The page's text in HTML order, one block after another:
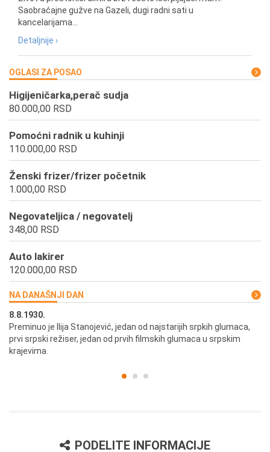
Saobraćajne gužve na Gazeli, dugi radni sati u
kancelarijama...
Detaljnije ›
OGLASI ZA POSAO
Higijeničarka,perač sudja
80.000,00 RSD
Pomoćni radnik u kuhinji
110.000,00 RSD
Ženski frizer/frizer početnik
1.000,00 RSD
Negovateljica / negovatelj
348,00 RSD
Auto lakirer
120.000,00 RSD
NA DANAŠNJI DAN
8.8.1930.
Preminuo je Ilija Stanojević, jedan od najstarijih srpkih glumaca,
prvi srpski režiser, jedan od prvih filmskih glumaca u srpskim
krajevima.
PODELITE INFORMACIJE